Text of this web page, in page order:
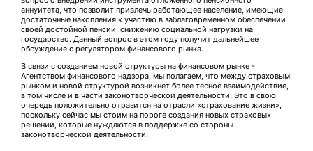
аннуитета, что позволит привлечь работающее население, имеющие
достаточные накопления к участию в заблаговременном обеспечении
своей достойной пенсии, снижению социальной нагрузки на
государство. Данный вопрос в этом году получит дальнейшее
обсуждение с регулятором финансового рынка.
В связи с созданием новой структуры на финансовом рынке -
Агентством финансового надзора, мы полагаем, что между страховым
рынком и новой структурой возникнет более тесное взаимодействие,
в том числе и в части законотворческой деятельности. Это в свою
очередь положительно отразится на отрасли «страхование жизни»,
поскольку сейчас мы стоим на пороге создания новых страховых
решений, которые нуждаются в поддержке со стороны
законотворческой деятельности.